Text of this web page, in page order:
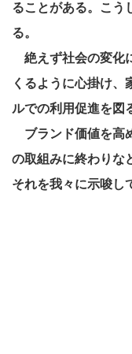
ることがある。こう
る。
絶えず社会の変化
くるように心掛け、
ルでの利用促進を図
ブランド価値を高
の取組みに終わりな
それを我々に示唆し